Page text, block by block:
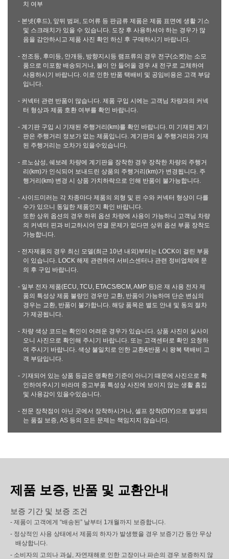
치 여부
- 본넷(후드), 앞뒤 범퍼, 도어류 등 판금류 제품은 제품 표면에 생활 기스
및 스크래치가 있을 수 있습니다. 도장 후 사용하셔야 하는 경우가 많
음을 감안하시고 제품 사진 확인 하신 후 구매하시기 바랍니다.
- 전조등, 후미등, 안개등, 방향지시등 램프류의 경우 전구(소켓)는 소모
품으로 미포함 배송되거나, 불이 안 들어올 경우 새 전구로 교체하여
사용하시기 바랍니다. 이로 인한 반품 택배비 및 공임비용은 고객 부담
입니다.
- 커넥터 관련 반품이 많습니다. 제품 구입 시에는 고객님 차량과의 커넥
터 형상과 제품 호환 여부를 확인 바랍니다.
- 계기판 구입 시 기재된 주행거리(km)를 확인 바랍니다. 미 기재된 계기
판은 주행거리 정보가 없는 제품입니다. 계기판의 실 주행거리와 기재
된 주행거리는 오차가 있을수있습니다.
- 르노삼성, 쉐보레 차량에 계기판을 장착한 경우 장착한 차량의 주행거
리(km)가 인식되어 보내드린 상품의 주행거리(km)가 변경됩니다. 주
행거리(km) 변경 시 상품 가치하락으로 인해 반품이 불가능합니다.
- 사이드미러는 각 차종마다 제품의 외형 및 핀 수와 커넥터 형상이 다를
수가 있으니 동일한 제품인지 확인 바랍니다.
또한 상위 옵션의 경우 하위 옵션 차량에 사용이 가능하니 고객님 차량
의 커넥터 핀과 비교하시어 연결 문제가 없다면 상위 옵션 부품 장착도
가능합니다.
- 전자제품의 경우 최신 모델(최근 10년 내외)부터는 LOCK이 걸린 부품
이 있습니다. LOCK 해제 관련하여 서비스센터나 관련 정비업체에 문
의 후 구입 바랍니다.
- 일부 전자 제품(ECU, TCU, ETACS/BCM, AMP 등)은 재 사용 전자 제
품의 특성상 제품 불량인 경우만 교환, 반품이 가능하며 단순 변심의
경우는 교환, 반품이 불가합니다. 해당 품목은 별도 안내 및 동의 절차
가 제공됩니다.
- 차량 색상 코드는 확인이 어려운 경우가 있습니다. 상품 사진이 실사이
오니 사진으로 확인해 주시기 바랍니다. 또는 고객센터로 확인 요청하
여 주시기 바랍니다. 색상 불일치로 인한 교환&반품 시 왕복 택배비 고
객 부담입니다.
- 기재되어 있는 상품 등급은 명확한 기준이 아니기 때문에 사진으로 확
인하여주시기 바라며 중고부품 특성상 사진에 보이지 않는 생활 흠집
및 사용감이 있을수있습니다.
- 전문 장착점이 아닌 곳에서 장착하시거나, 셀프 장착(DIY)으로 발생되
는 품질 보증, AS 등의 모든 문제는 책임지지 않습니다.
제품 보증, 반품 및 교환안내
보증 기간 및 보증 조건
- 제품이 고객에게 “배송된” 날부터 1개월까지 보증합니다.
- 정상적인 사용 상태에서 제품의 하자가 발생했을 경우 보증기간 동안 무상
배상합니다.
- 소비자의 고의나 과실, 자연재해로 인한 고장이나 파손의 경우 보증하지 않